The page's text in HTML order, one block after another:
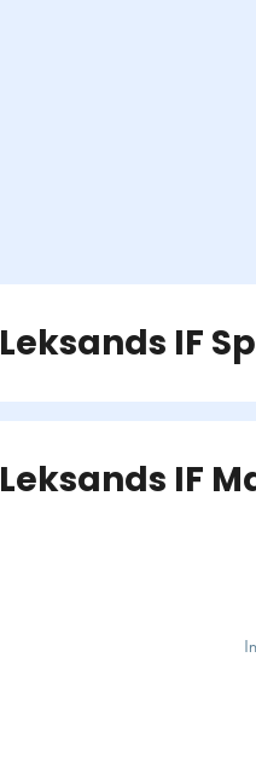
Leksands IF
Leksands IF